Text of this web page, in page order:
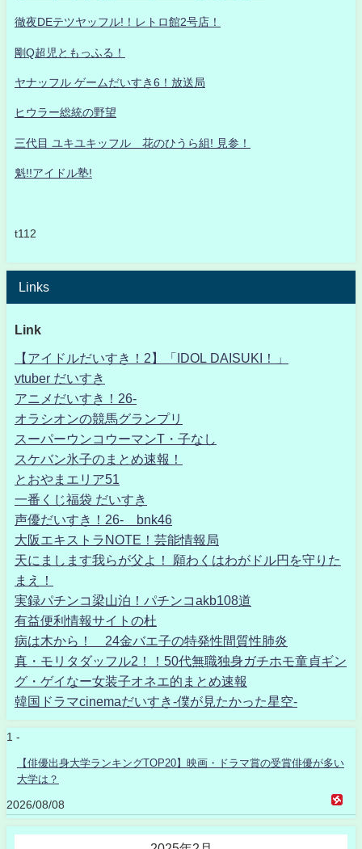
徹夜DEテツヤッフル!！レトロ館2号店！
剛Q超児ともっふる！
ヤナッフル ゲームだいすき6！放送局
ヒウラー総統の野望
三代目 ユキユキッフル 花のひうら組! 見参！
魁!!アイドル塾!
t112
Links
Link
【アイドルだいすき！2】「IDOL DAISUKI！」
vtuber だいすき
アニメだいすき！26-
オラシオンの競馬グランプリ
スーパーウンコウーマンT・子なし
スケバン氷子のまとめ速報！
とおやまエリア51
一番くじ福袋 だいすき
声優だいすき！26- bnk46
大阪エキストラNOTE！芸能情報局
天にまします我らが父よ！ 願わくはわがドル円を守りた
まえ！
実録パチンコ梁山泊！パチンコakb108道
有益便利情報サイトの杜
病は木から！ 24金バエ子の特発性間質性肺炎
真・モリタダッフル2！！50代無職独身ガチホモ童貞ギン
グ・ゲイなー女装子オネエ的まとめ速報
韓国ドラマcinemaだいすき-僕が見たかった星空-
1 -
【俳優出身大学ランキングTOP20】映画・ドラマ賞の受賞俳優が多い
大学は？
2026/08/08